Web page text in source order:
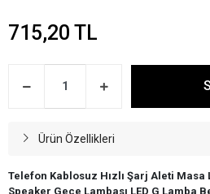
715,20 TL
Ürün Özellikleri
Telefon Kablosuz Hızlı Şarj Aleti
Speaker Gece Lambası LED G Lamba